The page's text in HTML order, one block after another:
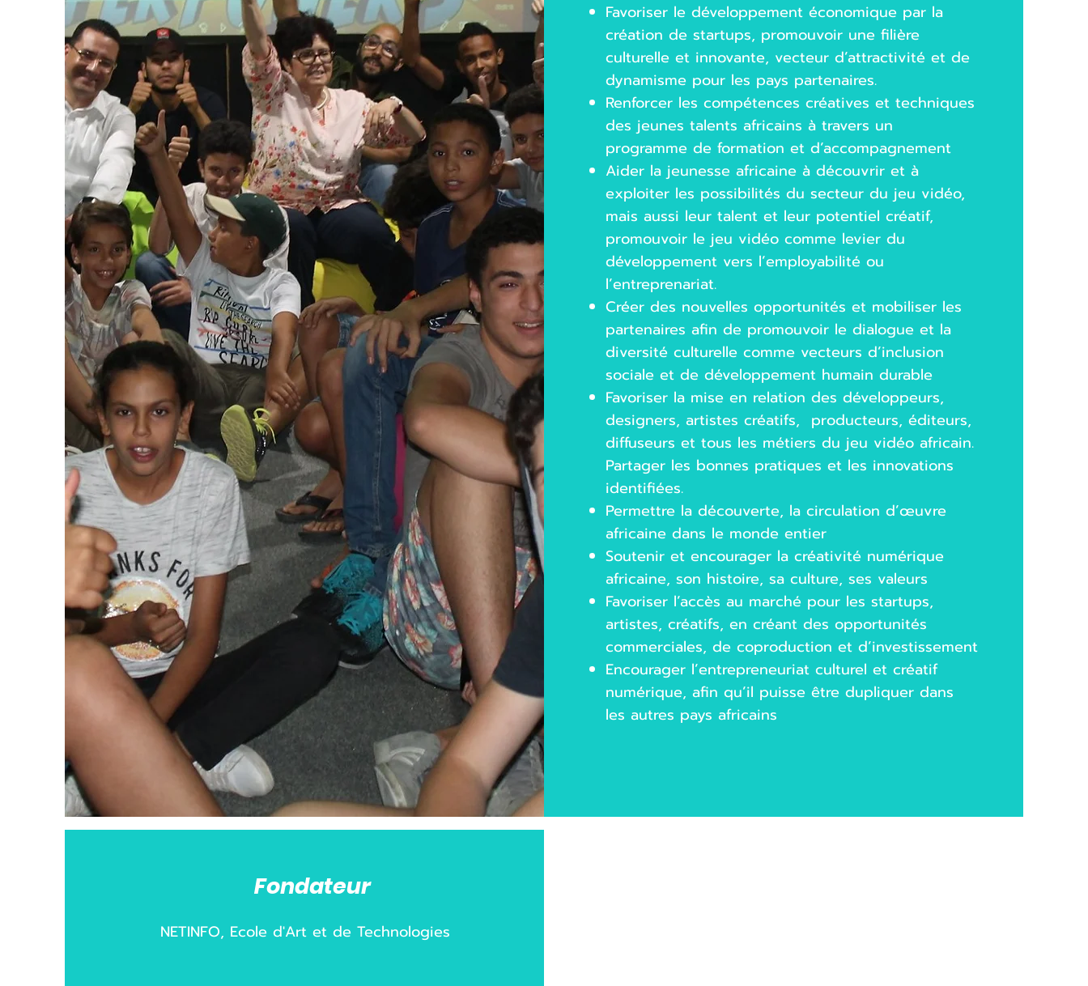
Favoriser le développement économique par la
création de startups, promouvoir une filière
culturelle et innovante, vecteur d’attractivité et de
dynamisme pour les pays partenaires.
Renforcer les compétences créatives et techniques
des jeunes talents africains à travers un
programme de formation et d’accompagnement
Aider la jeunesse africaine à découvrir et à
exploiter les possibilités du secteur du jeu vidéo,
mais aussi leur talent et leur potentiel créatif,
promouvoir le jeu vidéo comme levier du
développement vers l’employabilité ou
l’entreprenariat.
Créer des nouvelles opportunités et mobiliser les
partenaires afin de promouvoir le dialogue et la
diversité culturelle comme vecteurs d’inclusion
sociale et de développement humain durable
Favoriser la mise en relation des développeurs,
designers, artistes créatifs, producteurs, éditeurs,
diffuseurs et tous les métiers du jeu vidéo africain.
Partager les bonnes pratiques et les innovations
identifiées.
Permettre la découverte, la circulation d’œuvre
africaine dans le monde entier
Soutenir et encourager la créativité numérique
africaine, son histoire, sa culture, ses valeurs
Favoriser l’accès au marché pour les startups,
artistes, créatifs, en créant des opportunités
commerciales, de coproduction et d’investissement
Encourager l’entrepreneuriat culturel et créatif
numérique, afin qu’il puisse être dupliquer dans
les autres pays africains
Fondateur
NETINFO, Ecole d'Art et de Technologies